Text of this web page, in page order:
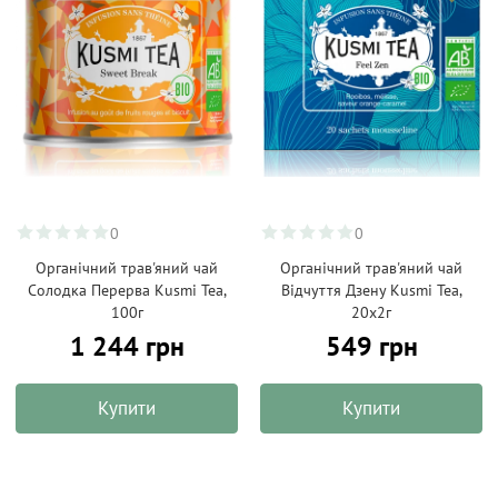
0
Органічний трав'яний чай
Солодка Перерва Kusmi Tea,
100г
1 244 грн
Купити
0
Органічний трав'яний чай
Відчуття Дзену Kusmi Tea,
20х2г
549 грн
Купити